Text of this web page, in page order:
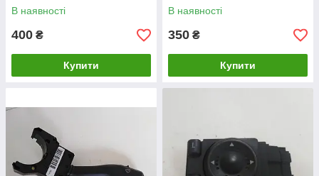
В наявності
400 ₴
Купити
В наявності
350 ₴
Купити